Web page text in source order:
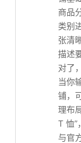
商品
类别
张清
描述
对了
当你
铺，
理布
T 恤”
与官